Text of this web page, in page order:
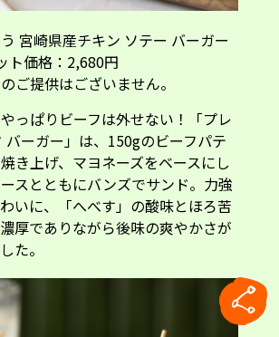
宮崎県産チキン ソテー バーガー
ト価格：2,680円
ご提供はございません。
っぱりビーフは外せない！「プレ
バーガー」は、150gのビーフパテ
き上げ、マヨネーズをベースにし
スとともにバンズでサンド。力強
いに、「へべす」の酸味とほろ苦
厚でありながら後味の爽やかさが
た。